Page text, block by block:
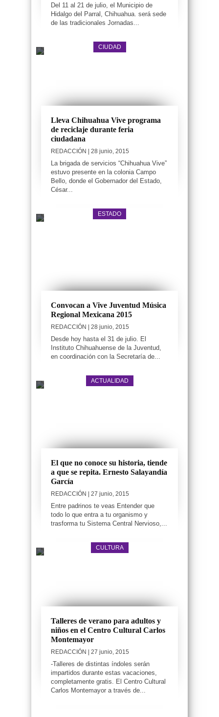
Del 11 al 21 de julio, el Municipio de
Hidalgo del Parral, Chihuahua. será sede
de las tradicionales Jornadas...
CIUDAD
Lleva Chihuahua Vive programa
de reciclaje durante feria
ciudadana
REDACCIÓN | 28 junio, 2015
La brigada de servicios “Chihuahua Vive”
estuvo presente en la colonia Campo
Bello, donde el Gobernador del Estado,
César...
ESTADO
Convocan a Vive Juventud Música
Regional Mexicana 2015
REDACCIÓN | 28 junio, 2015
Desde hoy hasta el 31 de julio. El
Instituto Chihuahuense de la Juventud,
en coordinación con la Secretaría de...
ACTUALIDAD
El que no conoce su historia, tiende
a que se repita. Ernesto Salayandía
García
REDACCIÓN | 27 junio, 2015
Entre padrinos te veas Entender que
todo lo que entra a tu organismo y
trasforma tu Sistema Central Nervioso,...
CULTURA
Talleres de verano para adultos y
niños en el Centro Cultural Carlos
Montemayor
REDACCIÓN | 27 junio, 2015
-Talleres de distintas índoles serán
impartidos durante estas vacaciones,
completamente gratis. El Centro Cultural
Carlos Montemayor a través de...